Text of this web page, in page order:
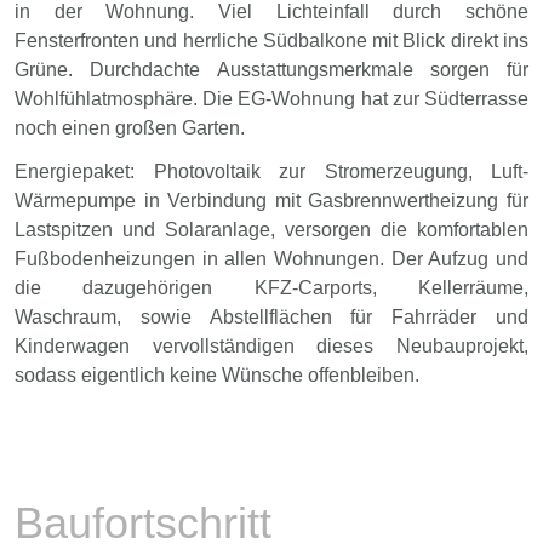
in der Wohnung. Viel Lichteinfall durch schöne
Fensterfronten und herrliche Südbalkone mit Blick direkt ins
Grüne. Durchdachte Ausstattungsmerkmale sorgen für
Wohlfühlatmosphäre. Die EG-Wohnung hat zur Südterrasse
noch einen großen Garten.
Energiepaket: Photovoltaik zur Stromerzeugung, Luft-
Wärmepumpe in Verbindung mit Gasbrennwertheizung für
Lastspitzen und Solaranlage, versorgen die komfortablen
Fußbodenheizungen in allen Wohnungen. Der Aufzug und
die dazugehörigen KFZ-Carports, Kellerräume,
Waschraum, sowie Abstellflächen für Fahrräder und
Kinderwagen vervollständigen dieses Neubauprojekt,
sodass eigentlich keine Wünsche offenbleiben.
Baufortschritt